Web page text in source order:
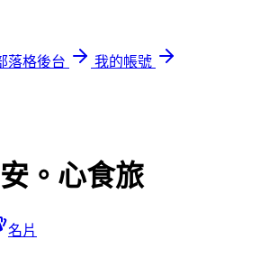
落格後台
我的帳號
。心食旅
名片